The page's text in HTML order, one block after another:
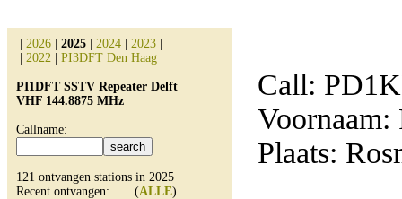
2026 2025 2024 2023
2022 PI3DFT Den Haag
PI1DFT SSTV Repeater Delft
VHF 144.8875 MHz
Callname:
121 ontvangen stations in 2025
Recent ontvangen: (ALLE)
Call:
Voornaam:
Plaats: